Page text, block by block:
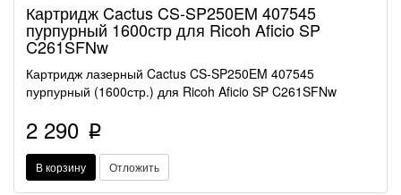
Картридж Cactus CS-SP250EM 407545
пурпурный 1600стр для Ricoh Aficio SP
C261SFNw
Картридж лазерный Cactus CS-SP250EM 407545
пурпурный (1600стр.) для Ricoh Aficio SP C261SFNw
2 290 p
В корзину Отложить